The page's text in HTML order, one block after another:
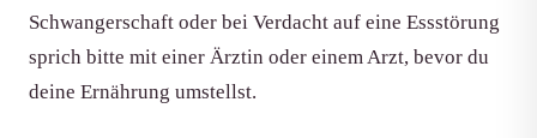
Schwangerschaft oder bei Verdacht auf eine Essstörung
sprich bitte mit einer Ärztin oder einem Arzt, bevor du
deine Ernährung umstellst.